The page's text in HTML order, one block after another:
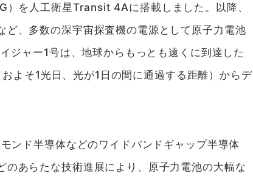
）を人工衛星Transit 4Aに搭載しました。以降、
、多数の深宇宙探査機の電源として原子力電池
ジャー1号は、地球からもっとも遠くに到達した
よそ1光日、光が1日の間に通過する距離）からデ
ンド半導体などのワイドバンドギャップ半導体
あらたな技術進展により、原子力電池の大幅な